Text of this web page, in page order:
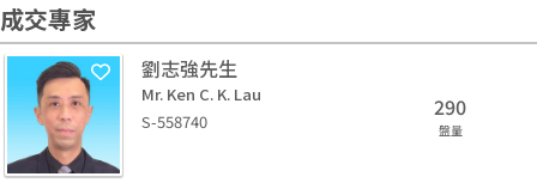
成交專家
劉志強先生
Mr. Ken C. K. Lau
S-558740
290
盤量